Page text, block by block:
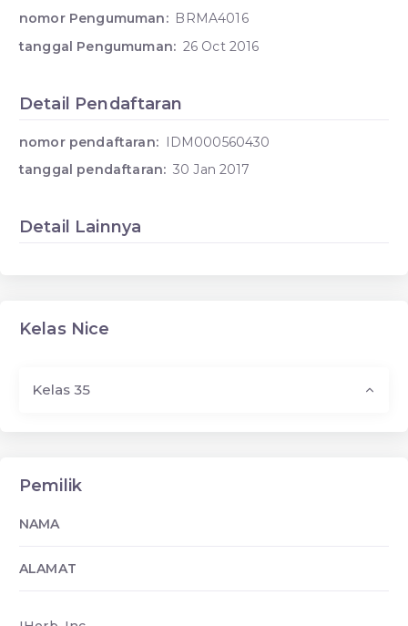
nomor Pengumuman: BRMA4016
tanggal Pengumuman: 26 Oct 2016
Detail Pendaftaran
nomor pendaftaran: IDM000560430
tanggal pendaftaran: 30 Jan 2017
Detail Lainnya
Kelas Nice
Kelas 35
Pemilik
NAMA
ALAMAT